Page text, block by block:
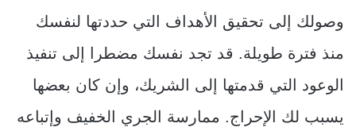
وصولك إلى تحقيق الأهداف التي حددتها لنفسك
منذ فترة طويلة. قد تجد نفسك مضطرا إلى تنفيذ
الوعود التي قدمتها إلى الشريك، وإن كان بعضها
يسبب لك الإحراج. ممارسة الجري الخفيف وإتباعه